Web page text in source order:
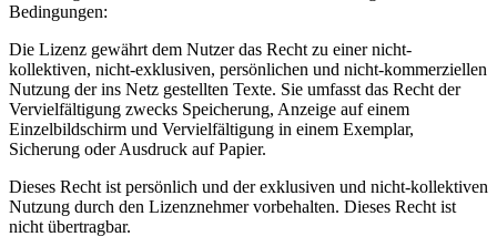
Bedingungen:
Die Lizenz gewährt dem Nutzer das Recht zu einer nicht-
kollektiven, nicht-exklusiven, persönlichen und nicht-kommerziellen
Nutzung der ins Netz gestellten Texte. Sie umfasst das Recht der
Vervielfältigung zwecks Speicherung, Anzeige auf einem
Einzelbildschirm und Vervielfältigung in einem Exemplar,
Sicherung oder Ausdruck auf Papier.
Dieses Recht ist persönlich und der exklusiven und nicht-kollektiven
Nutzung durch den Lizenznehmer vorbehalten. Dieses Recht ist
nicht übertragbar.